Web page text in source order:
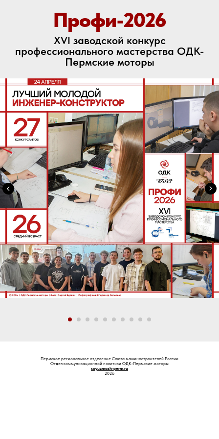
Профи-2026
XVI заводской конкурс
профессионального мастерства ОДК-
Пермские моторы
Пермское региональное отделение Союза машиностроителей России
Отдел коммуникационной политики ОДК-Пермские моторы
soyuzmash-perm.ru
2026